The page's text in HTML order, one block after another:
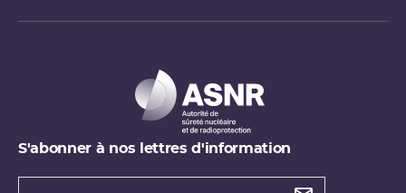
S'abonner à nos lettres d'information
Types de